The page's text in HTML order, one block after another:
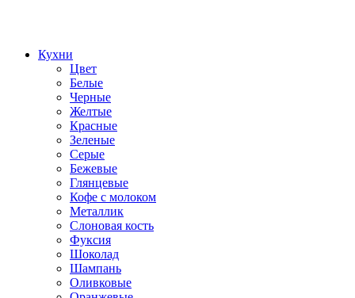
Кухни
Цвет
Белые
Черные
Желтые
Красные
Зеленые
Серые
Бежевые
Глянцевые
Кофе с молоком
Металлик
Слоновая кость
Фуксия
Шоколад
Шампань
Оливковые